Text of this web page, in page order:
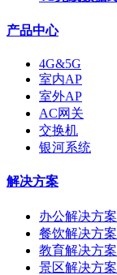
产品中心
4G&5G
室内AP
室外AP
AC网关
交换机
银河系统
解决方案
办公解决方案
餐饮解决方案
教育解决方案
景区解决方案